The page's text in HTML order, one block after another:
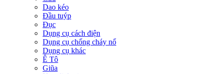
Dao kéo
Đầu tuýp
Đục
Dụng cụ cách điện
Dụng cụ chống cháy nổ
Dụng cụ khác
Ê Tô
Giũa